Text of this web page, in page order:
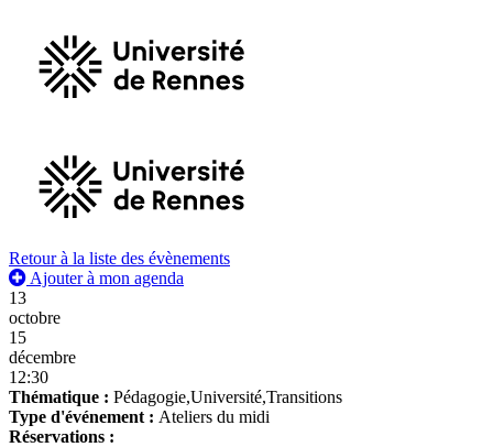
Retour à la liste des évènements
Ajouter à mon agenda
13
octobre
15
décembre
12:30
Thématique : Pédagogie,Université,Transitions
Type d'événement : Ateliers du midi
Réservations :